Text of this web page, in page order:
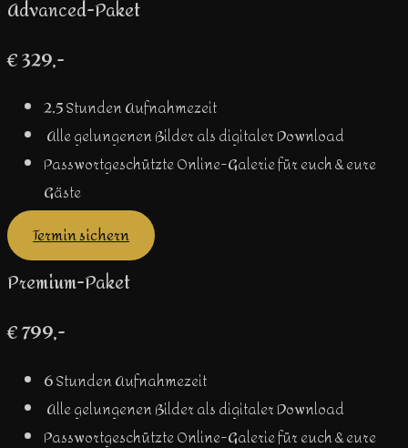
Advanced-Paket
€ 329,-
2,5 Stunden Aufnahmezeit
Alle gelungenen Bilder als digitaler Download
Passwortgeschützte Online-Galerie für euch & eure
Gäste
Termin sichern
Premium-Paket
€ 799,-
6 Stunden Aufnahmezeit
Alle gelungenen Bilder als digitaler Download
Passwortgeschützte Online-Galerie für euch & eure